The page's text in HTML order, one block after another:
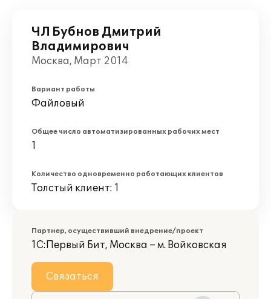
ЧЛ Бубнов Дмитрий
Владимирович
Москва, Март 2014
Вариант работы
Файловый
Общее число автоматизированных рабочих мест
1
Количество одновременно работающих клиентов
Толстый клиент: 1
Партнер, осуществивший внедрение/проект
1С:Первый Бит, Москва – м. Войковская
Связаться